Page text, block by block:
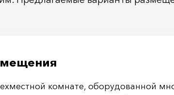
комнате, оборудованной